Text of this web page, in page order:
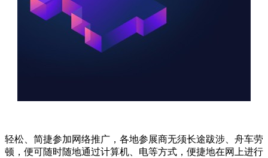
轻松、简捷参加网络推广，各地参展商无须长途跋涉、舟车劳
顿，便可随时随地通过计算机、电等方式，便捷地在网上进行